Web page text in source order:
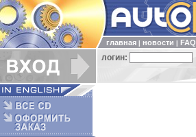
главная новости FAQ
логин: